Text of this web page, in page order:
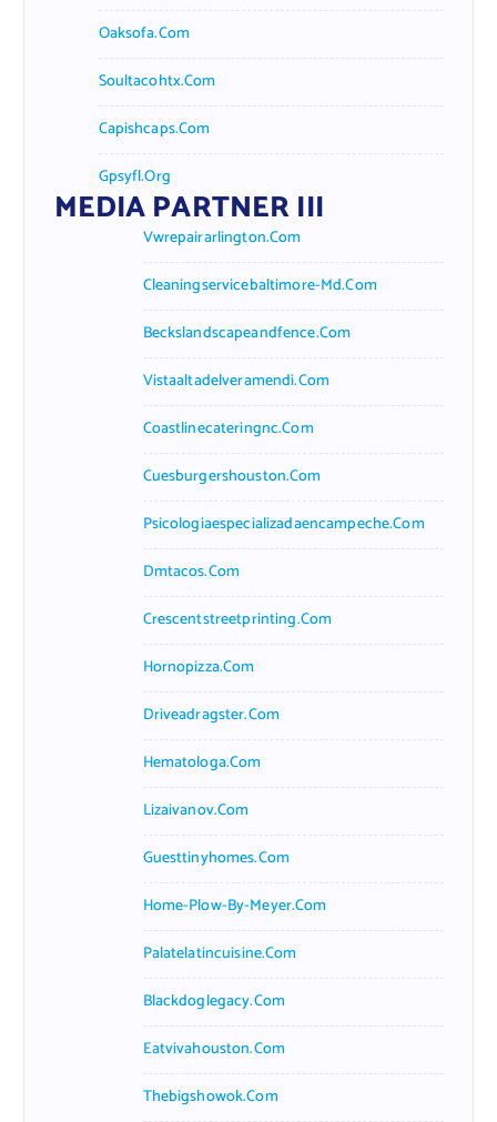
Oaksofa.com
Soultacohtx.com
Capishcaps.com
Gpsyfl.org
MEDIA PARTNER III
Vwrepairarlington.com
Cleaningservicebaltimore-Md.com
Beckslandscapeandfence.com
Vistaaltadelveramendi.com
Coastlinecateringnc.com
Cuesburgershouston.com
Psicologiaespecializadaencampeche.com
Dmtacos.com
Crescentstreetprinting.com
Hornopizza.com
Driveadragster.com
Hematologa.com
Lizaivanov.com
Guesttinyhomes.com
Home-Plow-By-Meyer.com
Palatelatincuisine.com
Blackdoglegacy.com
Eatvivahouston.com
Thebigshowok.com